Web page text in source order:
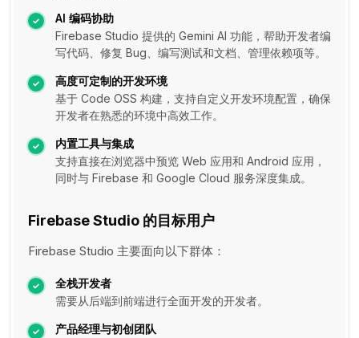
AI 编码协助
Firebase Studio 提供的 Gemini AI 功能，帮助开发者编
写代码、修复 Bug、编写测试和文档、管理依赖项等。
高度可定制的开发环境
基于 Code OSS 构建，支持自定义开发环境配置，确保
开发者在熟悉的环境中高效工作。
内置工具与集成
支持直接在浏览器中预览 Web 应用和 Android 应用，
同时与 Firebase 和 Google Cloud 服务深度集成。
Firebase Studio 的目标用户
Firebase Studio 主要面向以下群体：
全栈开发者
需要从后端到前端进行全面开发的开发者。
产品经理与初创团队